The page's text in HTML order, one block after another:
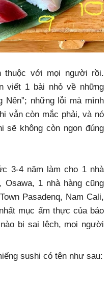
thuộc với mọi người rồi.
viết 1 bài nhỏ về những
Nên”; những lỗi mà mình
vẫn còn mắc phải, và nó
sẽ không còn ngon đúng
3-4 năm làm cho 1 nhà
Osawa, 1 nhà hàng cũng
Pasadenq, Nam Cali,
mục ẩm thực của báo
bị sai lệch, mọi người
sushi có tên như sau: